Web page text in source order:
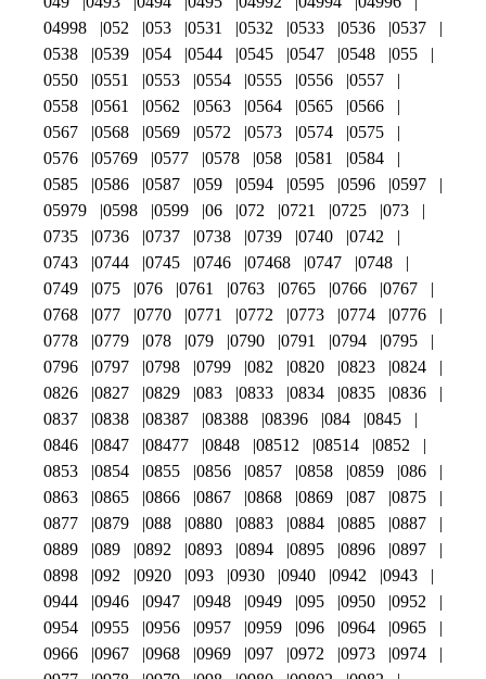
04998
052 053 0531 0532 0533 0536
0537
0538
0539 054 0544 0545 0547 0548
055
0550
0551 0553 0554 0555 0556
0557
0558
0561 0562 0563 0564 0565
0566
0567
0568 0569 0572 0573 0574
0575
0576
05769 0577 0578 058 0581
0584
0585
0586 0587 059 0594 0595 0596
0597
05979
0598 0599 06 072 0721 0725
073
0735
0736 0737 0738 0739 0740
0742
0743
0744 0745 0746 07468 0747
0748
0749
075 076 0761 0763 0765 0766
0767
0768
077 0770 0771 0772 0773 0774
0776
0778
0779 078 079 0790 0791 0794
0795
0796
0797 0798 0799 082 0820 0823
0824
0826
0827 0829 083 0833 0834 0835
0836
0837
0838 08387 08388 08396 084
0845
0846
0847 08477 0848 08512 08514
0852
0853
0854 0855 0856 0857 0858 0859
086
0863
0865 0866 0867 0868 0869 087
0875
0877
0879 088 0880 0883 0884 0885
0887
0889
089 0892 0893 0894 0895 0896
0897
0898
092 0920 093 0930 0940 0942
0943
0944
0946 0947 0948 0949 095 0950
0952
0954
0955 0956 0957 0959 096 0964
0965
0966
0967 0968 0969 097 0972 0973
0974